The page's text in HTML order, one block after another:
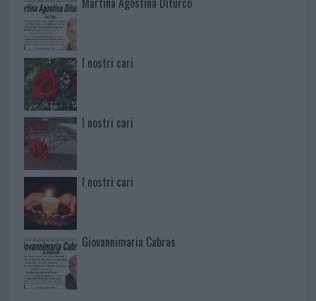
I nostri cari
I nostri cari
I nostri cari
Giovannimaria Cabras